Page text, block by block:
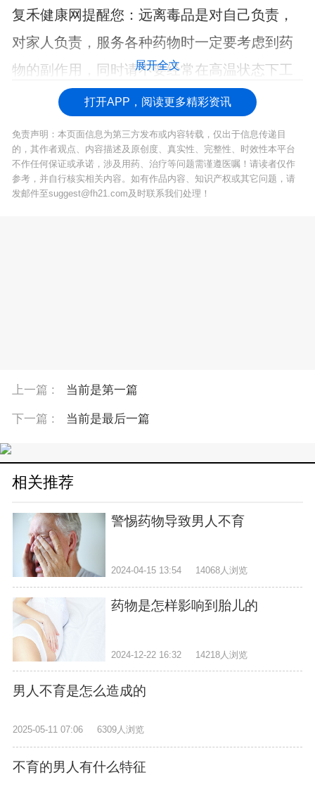
复禾健康网提醒您：远离毒品是对自己负责，
对家人负责，服务各种药物时一定要考虑到药
物的副作用，同时请不要经常在高温状态下工
作，这些都是容易引起男性不育的原因。
展开全文
打开APP，阅读更多精彩资讯
免责声明：本页面信息为第三方发布或内容转载，仅出于信息传递目
的，其作者观点、内容描述及原创度、真实性、完整性、时效性本平台
不作任何保证或承诺，涉及用药、治疗等问题需谨遵医嘱！请读者仅作
参考，并自行核实相关内容。如有作品内容、知识产权或其它问题，请
发邮件至suggest@fh21.com及时联系我们处理！
上一篇 : 当前是第一篇
下一篇 : 当前是最后一篇
相关推荐
警惕药物导致男人不育
2024-04-15 13:54 14068人浏览
药物是怎样影响到胎儿的
2024-12-22 16:32 14218人浏览
男人不育是怎么造成的
2025-05-11 07:06 6309人浏览
不育的男人有什么特征